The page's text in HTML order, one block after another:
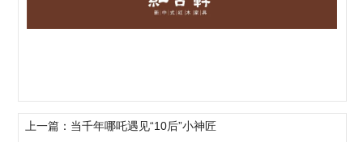
上一篇：当千年哪吒遇见“10后”小神匠